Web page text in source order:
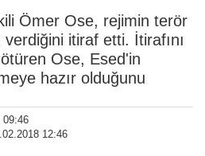
Ömer Ose, rejimin terör
itiraf etti. İtirafını
Ose, Esed'in
hazır olduğunu
09:46
12:46